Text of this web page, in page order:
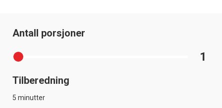
Antall porsjoner
1
Tilberedning
5 minutter